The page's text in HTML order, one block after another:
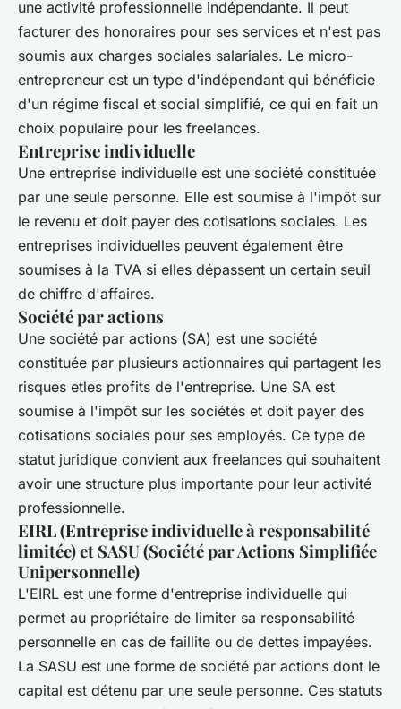
une activité professionnelle indépendante. Il peut
facturer des honoraires pour ses services et n'est pas
soumis aux charges sociales salariales. Le micro-
entrepreneur est un type d'indépendant qui bénéficie
d'un régime fiscal et social simplifié, ce qui en fait un
choix populaire pour les freelances.
Entreprise individuelle
Une entreprise individuelle est une société constituée
par une seule personne. Elle est soumise à l'impôt sur
le revenu et doit payer des cotisations sociales. Les
entreprises individuelles peuvent également être
soumises à la TVA si elles dépassent un certain seuil
de chiffre d'affaires.
Société par actions
Une société par actions (SA) est une société
constituée par plusieurs actionnaires qui partagent les
risques etles profits de l'entreprise. Une SA est
soumise à l'impôt sur les sociétés et doit payer des
cotisations sociales pour ses employés. Ce type de
statut juridique convient aux freelances qui souhaitent
avoir une structure plus importante pour leur activité
professionnelle.
EIRL (Entreprise individuelle à responsabilité
limitée) et SASU (Société par Actions Simplifiée
Unipersonnelle)
L'EIRL est une forme d'entreprise individuelle qui
permet au propriétaire de limiter sa responsabilité
personnelle en cas de faillite ou de dettes impayées.
La SASU est une forme de société par actions dont le
capital est détenu par une seule personne. Ces statuts